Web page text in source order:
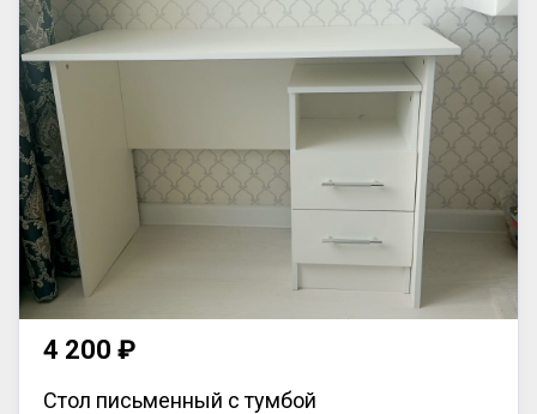
4 200 ₽
Стол письменный с тумбой